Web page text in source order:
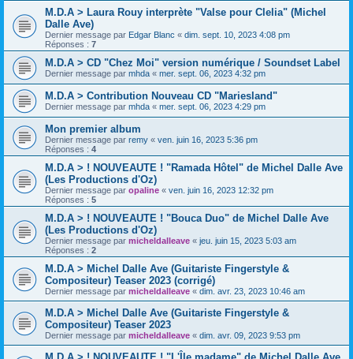
M.D.A > Laura Rouy interprète "Valse pour Clelia" (Michel
Dalle Ave)
Dernier message par Edgar Blanc « dim. sept. 10, 2023 4:08 pm
Réponses : 7
M.D.A > CD "Chez Moi" version numérique / Soundset Label
Dernier message par mhda « mer. sept. 06, 2023 4:32 pm
M.D.A > Contribution Nouveau CD "Mariesland"
Dernier message par mhda « mer. sept. 06, 2023 4:29 pm
Mon premier album
Dernier message par remy « ven. juin 16, 2023 5:36 pm
Réponses : 4
M.D.A > ! NOUVEAUTE ! "Ramada Hôtel" de Michel Dalle Ave
(Les Productions d'Oz)
Dernier message par opaline « ven. juin 16, 2023 12:32 pm
Réponses : 5
M.D.A > ! NOUVEAUTE ! "Bouca Duo" de Michel Dalle Ave
(Les Productions d'Oz)
Dernier message par micheldalleave « jeu. juin 15, 2023 5:03 am
Réponses : 2
M.D.A > Michel Dalle Ave (Guitariste Fingerstyle &
Compositeur) Teaser 2023 (corrigé)
Dernier message par micheldalleave « dim. avr. 23, 2023 10:46 am
M.D.A > Michel Dalle Ave (Guitariste Fingerstyle &
Compositeur) Teaser 2023
Dernier message par micheldalleave « dim. avr. 09, 2023 9:53 pm